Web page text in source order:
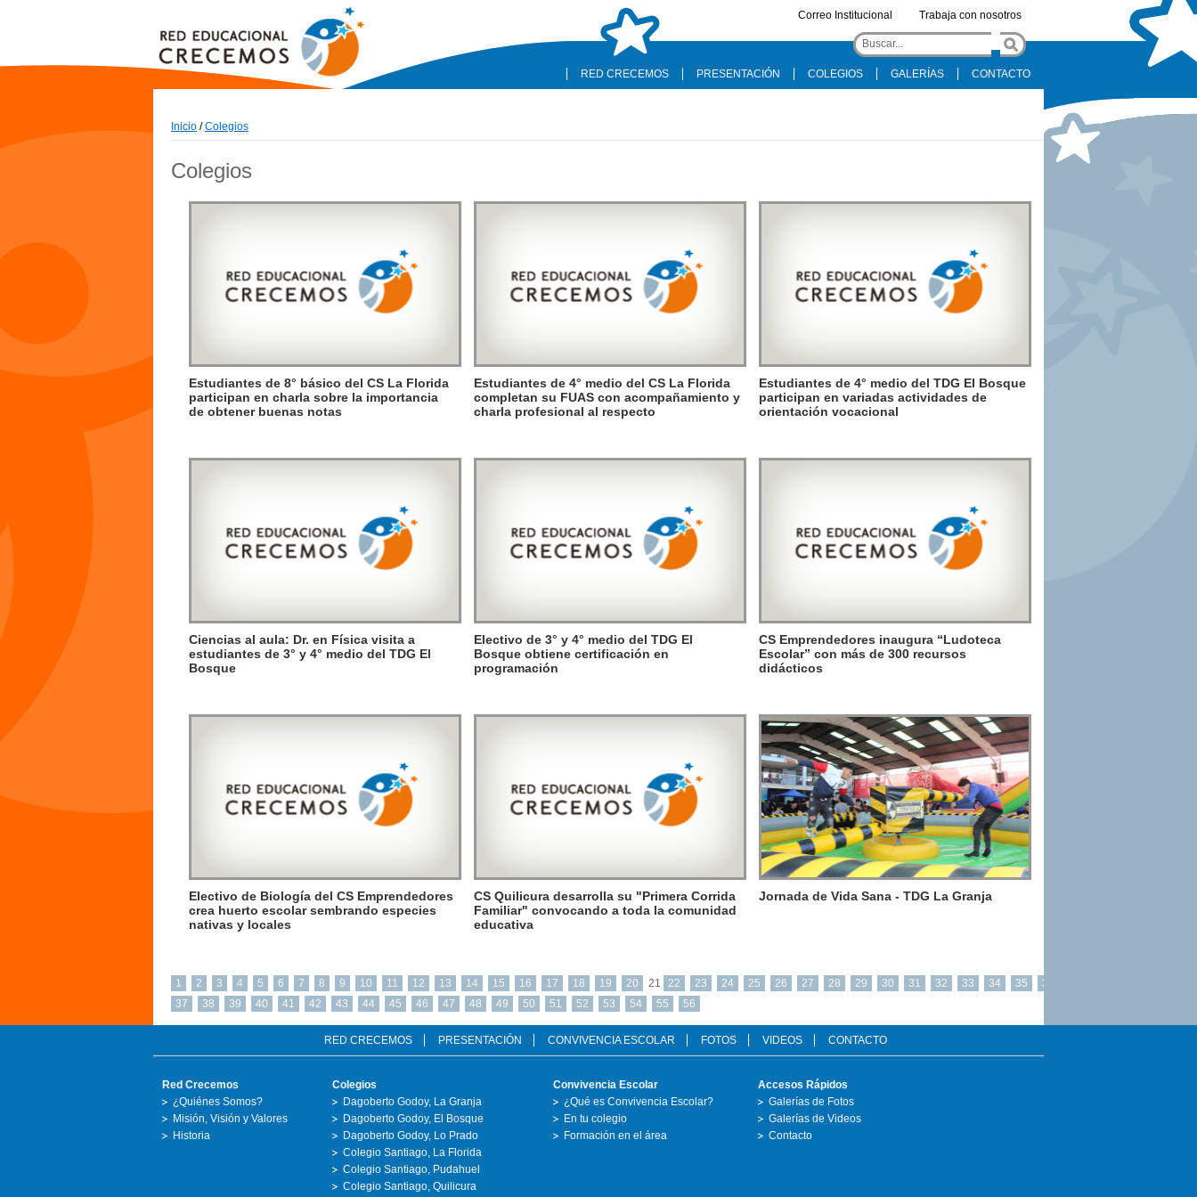
Correo Institucional Trabaja con nosotros
RED CRECEMOS PRESENTACIÓN COLEGIOS GALERÍAS CONTACTO
Inicio /Colegios
Colegios
Estudiantes de 8° básico del CS La Florida
participan en charla sobre la importancia
de obtener buenas notas
Estudiantes de 4° medio del CS La Florida
completan su FUAS con acompañamiento y
charla profesional al respecto
Estudiantes de 4° medio del TDG El Bosque
participan en variadas actividades de
orientación vocacional
Ciencias al aula: Dr. en Física visita a
estudiantes de 3° y 4° medio del TDG El
Bosque
Electivo de 3° y 4° medio del TDG El
Bosque obtiene certificación en
programación
CS Emprendedores inaugura “Ludoteca
Escolar” con más de 300 recursos
didácticos
Electivo de Biología del CS Emprendedores
crea huerto escolar sembrando especies
nativas y locales
CS Quilicura desarrolla su "Primera Corrida
Familiar" convocando a toda la comunidad
educativa
Jornada de Vida Sana - TDG La Granja
1 2 3 4 5 6 7 8 9 10 11 12 13 14 15 16 17 18 19 20 21 22 23 24 25 26 27 28 29 30 31 32 33 34 35
36
37
38 39 40 41 42 43 44 45 46 47 48 49 50 51 52 53 54 55 56
RED CRECEMOS PRESENTACIÓN CONVIVENCIA ESCOLAR FOTOS VIDEOS CONTACTO
Red Crecemos
¿Quiénes Somos?
Misión, Visión y Valores
Historia
Colegios
Dagoberto Godoy, La Granja
Dagoberto Godoy, El Bosque
Dagoberto Godoy, Lo Prado
Colegio Santiago, La Florida
Colegio Santiago, Pudahuel
Colegio Santiago, Quilicura
Convivencia Escolar
¿Qué es Convivencia Escolar?
En tu colegio
Formación en el área
Accesos Rápidos
Galerías de Fotos
Galerías de Videos
Contacto